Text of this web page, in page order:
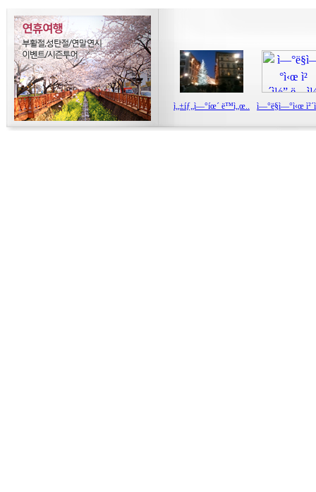
ì„±íƒ„ì—°íœ´ ë™ì„œ.. ì—°ë§ì—°ì‹œ